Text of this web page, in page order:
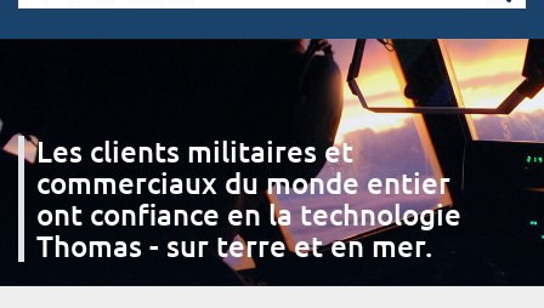
Les clients militaires et
commerciaux du monde entier
ont confiance en la technologie
Thomas - sur terre et en mer.